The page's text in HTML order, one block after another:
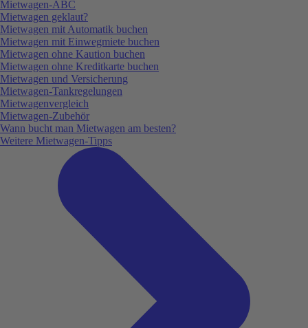
Mietwagen-ABC
Mietwagen geklaut?
Mietwagen mit Automatik buchen
Mietwagen mit Einwegmiete buchen
Mietwagen ohne Kaution buchen
Mietwagen ohne Kreditkarte buchen
Mietwagen und Versicherung
Mietwagen-Tankregelungen
Mietwagenvergleich
Mietwagen-Zubehör
Wann bucht man Mietwagen am besten?
Weitere Mietwagen-Tipps